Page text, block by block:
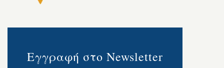
Εγγραφή στο Newsletter